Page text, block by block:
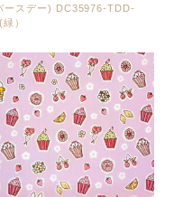
ースデー) DC35976-TDD-
）